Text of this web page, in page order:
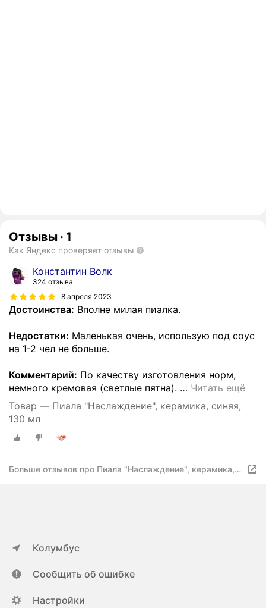
Отзывы · 1
Как Яндекс проверяет отзывы
Константин Волк
324 отзыва
8 апреля 2023
Достоинства: Вполне милая пиалка.
Недостатки: Маленькая очень, использую под соус
на 1-2 чел не больше.
Комментарий: По качеству изготовления норм,
немного кремовая (светлые пятна). … Читать ещё
Товар — Пиала "Наслаждение", керамика, синяя,
130 мл
Больше отзывов про Пиала "Наслаждение", керамика,
Колумбус
Сообщить об ошибке
Настройки